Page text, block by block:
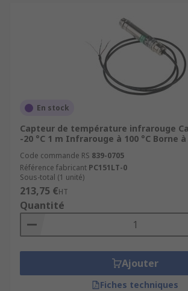
En stock
Capteur de température infrarouge
-20 °C 1 m Infrarouge à 100 °C Borne
Code commande RS 839-0705
Référence fabricant PC151LT-0
Sous-total (1 unité)
213,75 €HT
Quantité
Ajouter
Fiches techniques